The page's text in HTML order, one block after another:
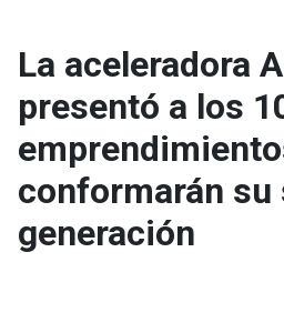
La aceleradora
presentó a los
conformarán su
generación